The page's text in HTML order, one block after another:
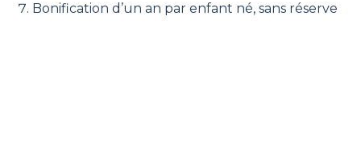
Bonification d’un an par enfant né, sans réserve